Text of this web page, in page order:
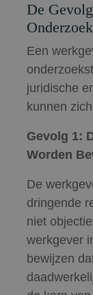
De
Onderzoek
Een
juridische
kunnen
Gevolg 1:
Worden
De
dringende
niet
werkgever
bewijzen